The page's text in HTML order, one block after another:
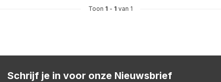
Toon 1 - 1 van 1
Schrijf je in voor onze Nieuwsbrief